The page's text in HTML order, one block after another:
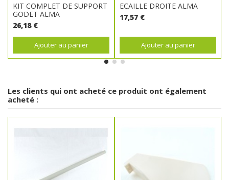
KIT COMPLET DE SUPPORT
GODET ALMA
26,18 €
Ajouter au panier
ECAILLE DROITE ALMA
17,57 €
Ajouter au panier
Les clients qui ont acheté ce produit ont également
acheté :